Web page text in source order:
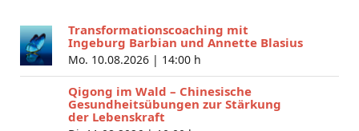
Transformationscoaching mit
Ingeburg Barbian und Annette Blasius
Mo. 10.08.2026 | 14:00 h
Qigong im Wald – Chinesische
Gesundheitsübungen zur Stärkung
der Lebenskraft